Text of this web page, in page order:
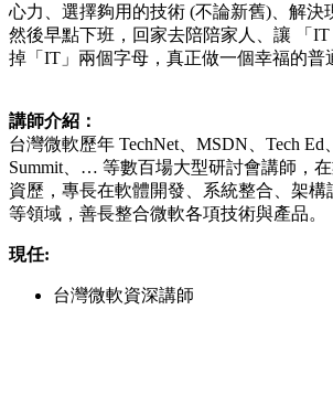
心力、選擇夠用的技術 (不論新舊)、解決
然後早點下班，回家去陪陪家人、讓 「
掉「IT」兩個字母，真正做一個幸福的普
講師介紹：
台灣微軟歷年 TechNet、MSDN、Tech Ed
Summit、… 等數百場大型研討會講師，
資歷，專長在軟體開發、系統整合、架
等領域，善長整合微軟各項技術與產品。
現任:
台灣微軟資深講師